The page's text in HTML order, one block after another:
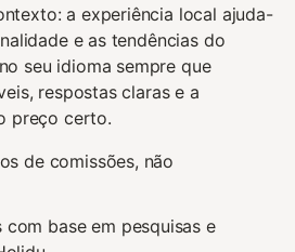
a experiência local ajuda-
e as tendências do
seu idioma sempre que
respostas claras e a
preço certo.
de comissões, não
base em pesquisas e